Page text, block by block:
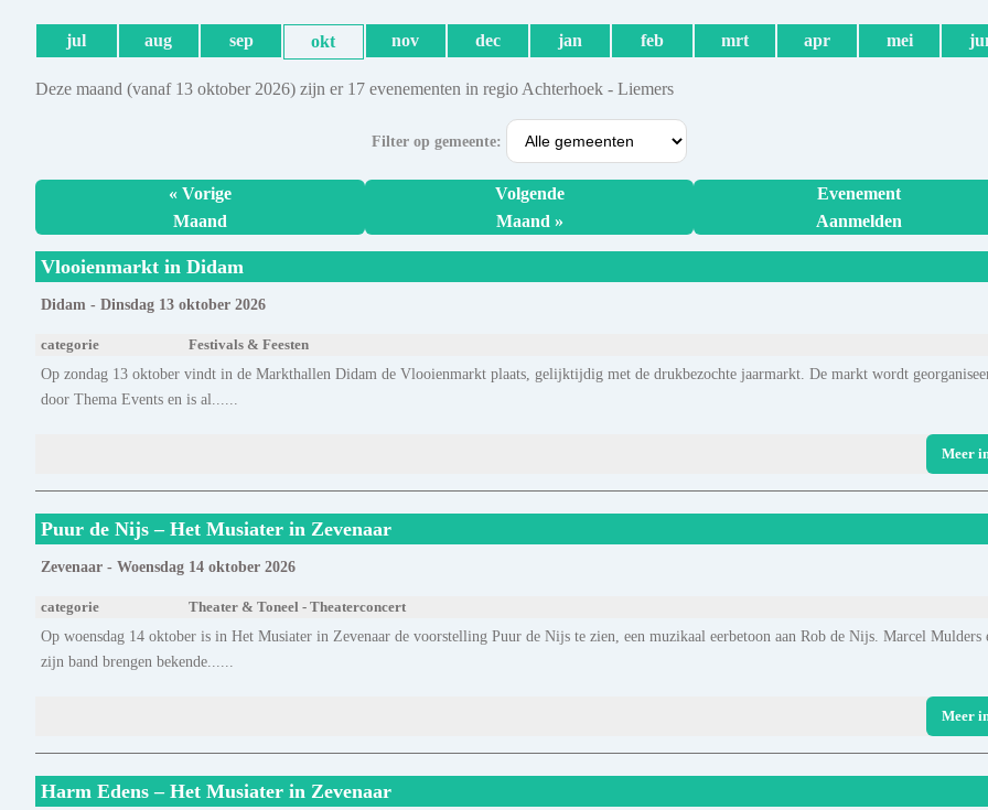
jul aug sep okt nov dec jan feb mrt apr mei
Deze maand (vanaf 13 oktober 2026) zijn er 17 evenementen in regio Achterhoek - Liemers
Filter op gemeente:
« Vorige
Maand
Volgende
Maand »
Evenement
Aanmelden
Vlooienmarkt in Didam
Didam - Dinsdag 13 oktober 2026
categorie Festivals & Feesten
Op zondag 13 oktober vindt in de Markthallen Didam de Vlooienmarkt plaats, gelijktijdig met de drukbezochte jaarmarkt. De markt wordt
door Thema Events en is al......
Meer
Puur de Nijs – Het Musiater in Zevenaar
Zevenaar - Woensdag 14 oktober 2026
categorie Theater & Toneel - Theaterconcert
Op woensdag 14 oktober is in Het Musiater in Zevenaar de voorstelling Puur de Nijs te zien, een muzikaal eerbetoon aan Rob de Nijs. Marcel Mulders
zijn band brengen bekende......
Meer
Harm Edens – Het Musiater in Zevenaar